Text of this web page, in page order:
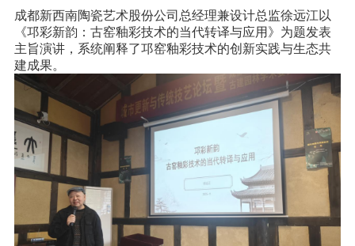
成都新西南陶瓷艺术股份公司总经理兼设计总监徐远江以
《邛彩新韵：古窑釉彩技术的当代转译与应用》为题发表
主旨演讲，系统阐释了邛窑釉彩技术的创新实践与生态共
建成果。